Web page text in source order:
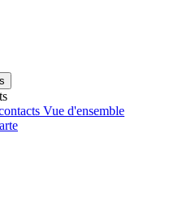
Vue d'ensemble